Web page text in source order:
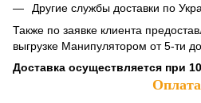
Другие службы доставки по
Также по заявке клиента
выгрузке Манипулятором от 5-ти
Доставка осуществляется при